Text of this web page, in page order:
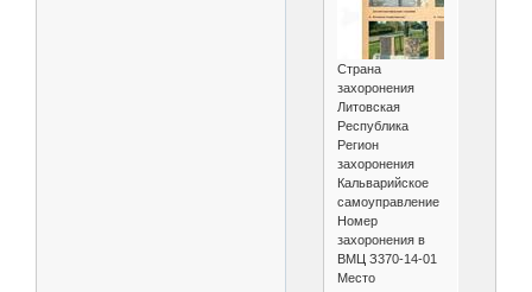
Страна
захоронения
Литовская
Республика
Регион
захоронения
Кальварийское
самоуправление
Номер
захоронения в
ВМЦ З370-14-01
Место